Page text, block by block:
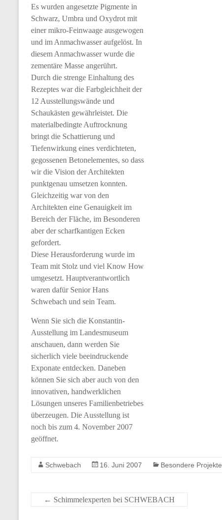
Es wurden angesetzte Pigmente in
Schwarz, Umbra und Oxydrot mit
einer mikro-Feinwaage ausgewogen
und im Anmachwasser aufgelöst. In
diesem Anmachwasser wurde die
zementäre Masse angerührt.
Durch die strenge Einhaltung des
Rezeptes war die Farbgleichheit der
12 Ausstellungswände und
Schaukästen gewährleistet. Die
materialbedingte Auftrocknung
bringt die Schattierung und
Tiefenwirkung eines verdichteten,
gegossenen Betonelementes, so dass
wir die Vision der Architekten
punktgenau umsetzen konnten.
Gleichzeitig war von den
Architekten eine Genauigkeit im
Bereich der Fläche, im Besonderen
aber der scharfkantigen Ecken
gefordert.
Diese Herausforderung wurde im
Team mit Stolz und viel Know How
umgesetzt. Hauptverantwortlich
waren dafür Senior Hans
Schwebach und sein Team.
Wenn Sie sich die Konstantin-
Ausstellung im Landesmuseum
anschauen, dann werden Sie
sicherlich viele beeindruckende
Exponate entdecken. Daneben
können Sie sich aber auch von den
innovativen, handwerklichen
Lösungen unseres Familienbetriebes
überzeugen. Die Ausstellung ist
noch bis zum 4. November 2007
geöffnet.
Schwebach 16. Juni 2007 Besondere Projekte
← Schimmelexperten bei SCHWEBACH